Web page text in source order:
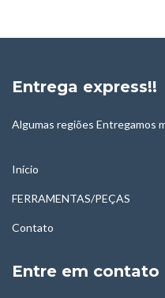
Entrega express!!
Algumas regiões Entregamos
Início
FERRAMENTAS/PEÇAS
Contato
Entre em contato